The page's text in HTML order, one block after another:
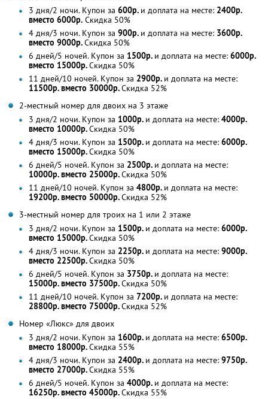
3 дня/2 ночи. Купон за 600р. и доплата на месте: 2400р.
вместо 6000р. Скидка 50%
4 дня/3 ночи. Купон за 900р. и доплата на месте: 3600р.
вместо 9000р.Скидка 50%
6 дней/5 ночей. Купон за 1500р. и доплата на месте: 6000р.
вместо 15000р.Скидка 50%
11 дней/10 ночей. Купон за 2900р. и доплата на месте:
11500р. вместо 30000р.Скидка 52%
2-местный номер для двоих на 3 этаже
3 дня/2 ночи. Купон за 1000р. и доплата на месте: 4000р.
вместо 10000р.Скидка 50%
4 дня/3 ночи. Купон за 1500р. и доплата на месте: 6000р.
вместо 15000р.Скидка 50%
6 дней/5 ночей. Купон за 2500р. и доплата на месте:
10000р. вместо 25000р.Скидка 50%
11 дней/10 ночей. Купон за 4800р. и доплата на месте:
19200р. вместо 50000р.Скидка 52%
3-местный номер для троих на 1 или 2 этаже
3 дня/2 ночи. Купон за 1500р. и доплата на месте: 6000р.
вместо 15000р.Скидка 50%
4 дня/3 ночи. Купон за 2250р. и доплата на месте: 9000р.
вместо 22500р.Скидка 50%
6 дней/5 ночей. Купон за 3750р. и доплата на месте:
15000р. вместо 37500р.Скидка 50%
11 дней/10 ночей. Купон за 7200р. и доплата на месте:
28800р. вместо 75000р.Скидка 52%
Номер «Люкс» для двоих
3 дня/2 ночи. Купон за 1600р. и доплата на месте: 6500р.
вместо 18000р.Скидка 55%
4 дня/3 ночи. Купон за 2400р. и доплата на месте: 9750р.
вместо 27000р.Скидка 55%
6 дней/5 ночей. Купон за 4000р. и доплата на месте:
16250р. вместо 45000р.Скидка 55%